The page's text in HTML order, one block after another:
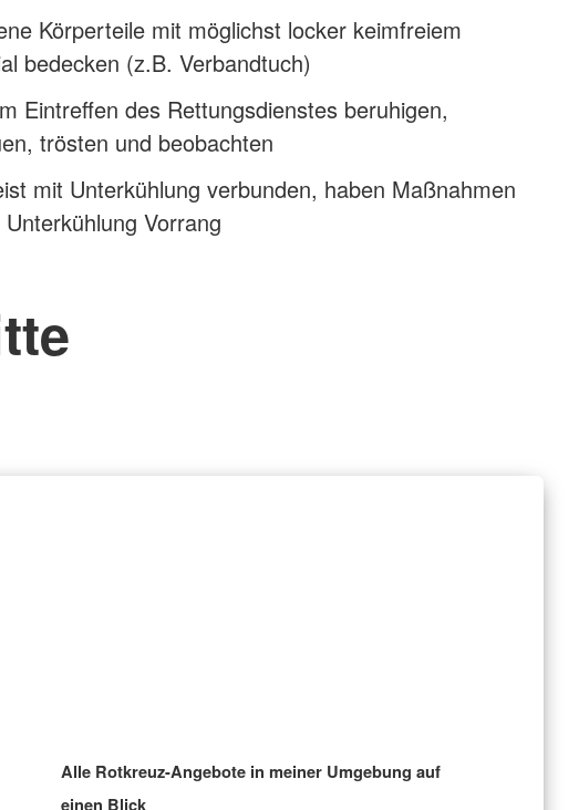
Körperteile mit möglichst locker keimfreiem
bedecken (z.B. Verbandtuch)
Eintreffen des Rettungsdienstes beruhigen,
trösten und beobachten
mit Unterkühlung verbunden, haben Maßnahmen
Vorrang
Alle Rotkreuz-Angebote in meiner Umgebung auf
einen Blick